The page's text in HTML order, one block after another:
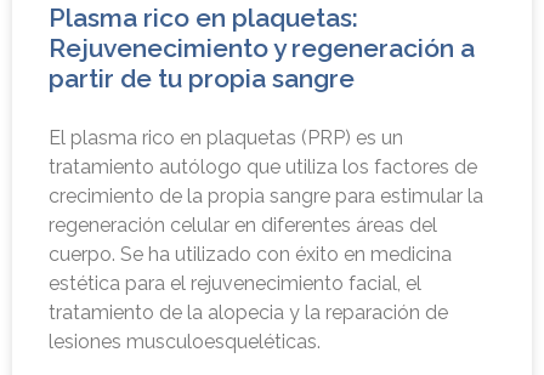
Plasma rico en plaquetas:
Rejuvenecimiento y regeneración a
partir de tu propia sangre
El plasma rico en plaquetas (PRP) es un
tratamiento autólogo que utiliza los factores de
crecimiento de la propia sangre para estimular la
regeneración celular en diferentes áreas del
cuerpo. Se ha utilizado con éxito en medicina
estética para el rejuvenecimiento facial, el
tratamiento de la alopecia y la reparación de
lesiones musculoesqueléticas.